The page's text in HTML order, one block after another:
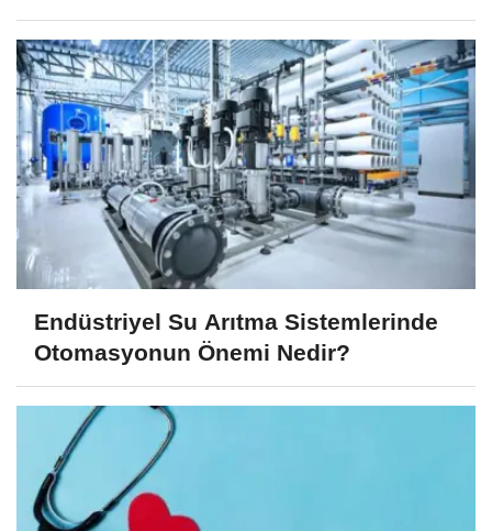
Endüstriyel Su Arıtma Sistemlerinde
Otomasyonun Önemi Nedir?